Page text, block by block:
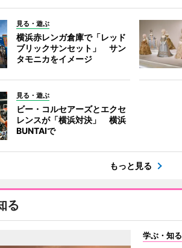
見る・遊ぶ
横浜赤レンガ倉庫で「レッド
ブリックサンセット」 サン
タモニカをイメージ
見る・遊ぶ
ビー・コルセアーズとエクセ
レンスが「横浜対決」 横浜
BUNTAIで
もっと見る
る
学ぶ・知る